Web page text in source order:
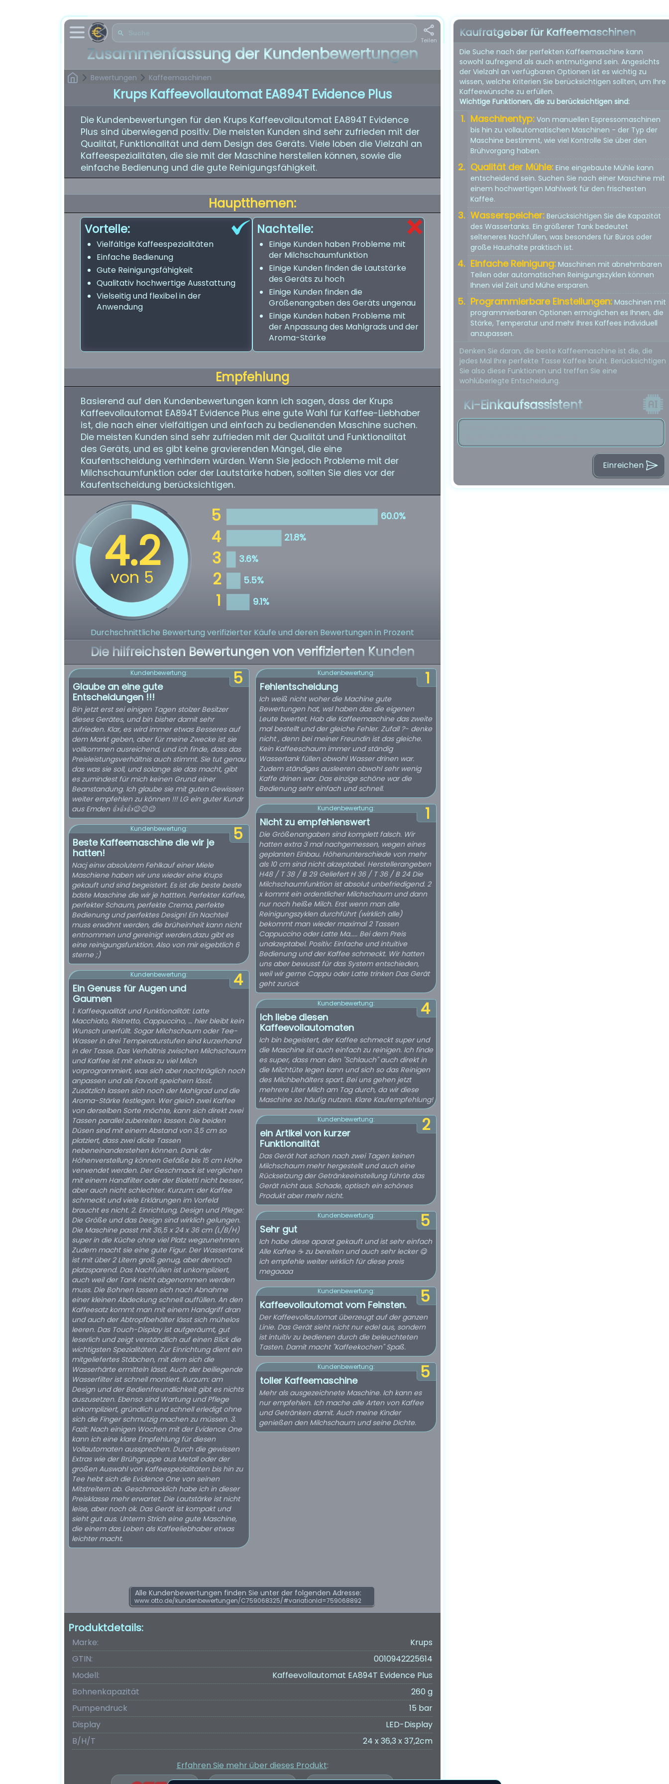
Teilen
Zusammenfassung der Kundenbewertungen
Bewertungen Kaffeemaschinen
Krups Kaffeevollautomat EA894T Evidence Plus
Die Kundenbewertungen für den Krups Kaffeevollautomat EA894T Evidence
Plus sind überwiegend positiv. Die meisten Kunden sind sehr zufrieden mit der
Qualität, Funktionalität und dem Design des Geräts. Viele loben die Vielzahl an
Kaffeespezialitäten, die sie mit der Maschine herstellen können, sowie die
einfache Bedienung und die gute Reinigungsfähigkeit.
Hauptthemen:
Vorteile:
Vielfältige Kaffeespezialitäten
Einfache Bedienung
Gute Reinigungsfähigkeit
Qualitativ hochwertige Ausstattung
Vielseitig und flexibel in der
Anwendung
Nachteile:
Einige Kunden haben Probleme mit
der Milchschaumfunktion
Einige Kunden finden die Lautstärke
des Geräts zu hoch
Einige Kunden finden die
Größenangaben des Geräts ungenau
Einige Kunden haben Probleme mit
der Anpassung des Mahlgrads und der
Aroma-Stärke
Empfehlung
Basierend auf den Kundenbewertungen kann ich sagen, dass der Krups
Kaffeevollautomat EA894T Evidence Plus eine gute Wahl für Kaffee-Liebhaber
ist, die nach einer vielfältigen und einfach zu bedienenden Maschine suchen.
Die meisten Kunden sind sehr zufrieden mit der Qualität und Funktionalität
des Geräts, und es gibt keine gravierenden Mängel, die eine
Kaufentscheidung verhindern würden. Wenn Sie jedoch Probleme mit der
Milchschaumfunktion oder der Lautstärke haben, sollten Sie dies vor der
Kaufentscheidung berücksichtigen.
Durchschnittliche Bewertung verifizierter Käufe und deren Bewertungen in Prozent
Die hilfreichsten Bewertungen von verifizierten Kunden
5
Kundenbewertung:
Glaube an eine gute
Entscheidungen !!!
Bin jetzt erst sei einigen Tagen stolzer Besitzer
dieses Gerätes, und bin bisher damit sehr
zufrieden. Klar, es wird immer etwas Besseres auf
dem Markt geben, aber für meine Zwecke ist sie
vollkommen ausreichend, und ich finde, dass das
Preisleistungsverhältnis auch stimmt. Sie tut genau
das was sie soll, und solange sie das macht, gibt
es zumindest für mich keinen Grund einer
Beanstandung. Ich glaube sie mit guten Gewissen
weiter empfehlen zu können !!! LG ein guter Kundr
aus Emden 👍👍👍😉😉😉
5
Kundenbewertung:
Beste Kaffeemaschine die wir je
hatten!
Nacj einw absolutem Fehlkauf einer Miele
Maschiene haben wir uns wieder eine Krups
gekauft und sind begeistert. Es ist die beste beste
bdste Maschine die wir je hattten. Perfekter Kaffee,
perfekter Schaum, perfekte Crema, perfekte
Bedienung und perfektes Design! Ein Nachteil
muss erwähnt werden, die brüheinheit kann nicht
entnommen und gereinigt werden,dazu gibt es
eine reinigungsfunktion. Also von mir eigebtlich 6
sterne ;)
4
Kundenbewertung:
Ein Genuss für Augen und
Gaumen
1. Kaffeequalität und Funktionalität: Latte
Macchiato, Ristretto, Cappuccino, … hier bleibt kein
Wunsch unerfüllt. Sogar Milchschaum oder Tee-
Wasser in drei Temperaturstufen sind kurzerhand
in der Tasse. Das Verhältnis zwischen Milchschaum
und Kaffee ist mit etwas zu viel Milch
vorprogrammiert, was sich aber nachträglich noch
anpassen und als Favorit speichern lässt.
Zusätzlich lassen sich noch der Mahlgrad und die
Aroma-Stärke festlegen. Wer gleich zwei Kaffee
von derselben Sorte möchte, kann sich direkt zwei
Tassen parallel zubereiten lassen. Die beiden
Düsen sind mit einem Abstand von 3,5 cm so
platziert, dass zwei dicke Tassen
nebeneinanderstehen können. Dank der
Höhenverstellung können Gefäße bis 15 cm Höhe
verwendet werden. Der Geschmack ist verglichen
mit einem Handfilter oder der Bialetti nicht besser,
aber auch nicht schlechter. Kurzum: der Kaffee
schmeckt und viele Erklärungen im Vorfeld
braucht es nicht. 2. Einrichtung, Design und Pflege:
Die Größe und das Design sind wirklich gelungen.
Die Maschine passt mit 36,5 x 24 x 36 cm (L/B/H)
super in die Küche ohne viel Platz wegzunehmen.
Zudem macht sie eine gute Figur. Der Wassertank
ist mit über 2 Litern groß genug, aber dennoch
platzsparend. Das Nachfüllen ist unkompliziert,
auch weil der Tank nicht abgenommen werden
muss. Die Bohnen lassen sich nach Abnahme
einer kleinen Abdeckung schnell auffüllen. An den
Kaffeesatz kommt man mit einem Handgriff dran
und auch der Abtropfbehälter lässt sich mühelos
leeren. Das Touch-Display ist aufgeräumt, gut
leserlich und zeigt verständlich auf einen Blick die
wichtigsten Spezialitäten. Zur Einrichtung dient ein
mitgeliefertes Stäbchen, mit dem sich die
Wasserhärte ermitteln lässt. Auch der beiliegende
Wasserfilter ist schnell montiert. Kurzum: am
Design und der Bedienfreundlichkeit gibt es nichts
auszusetzen. Ebenso sind Wartung und Pflege
unkompliziert, gründlich und schnell erledigt ohne
sich die Finger schmutzig machen zu müssen. 3.
Fazit: Nach einigen Wochen mit der Evidence One
kann ich eine klare Empfehlung für diesen
Vollautomaten aussprechen. Durch die gewissen
Extras wie der Brühgruppe aus Metall oder der
großen Auswahl von Kaffeespezialitäten bis hin zu
Tee hebt sich die Evidence One von seinen
Mitstreitern ab. Geschmacklich habe ich in dieser
Preisklasse mehr erwartet. Die Lautstärke ist nicht
leise, aber noch ok. Das Gerät ist kompakt und
sieht gut aus. Unterm Strich eine gute Maschine,
die einem das Leben als Kaffeeliebhaber etwas
leichter macht.
1
Kundenbewertung:
Fehlentscheidung
Ich weiß nicht woher die Machine gute
Bewertungen hat, wsl haben das die eigenen
Leute bwertet. Hab die Kaffeemaschine das zweite
mal bestellt und der gleiche Fehler. Zufall ?- denke
nicht , denn bei meiner Freundin ist das gleiche.
Kein Kaffeeschaum immer und ständig
Wassertank füllen obwohl Wasser drinen war.
Zudem ständiges ausleeren obwohl sehr wenig
Kaffe drinen war. Das einzige schöne war die
Bedienung sehr einfach und schnell.
1
Kundenbewertung:
Nicht zu empfehlenswert
Die Größenangaben sind komplett falsch. Wir
hatten extra 3 mal nachgemessen, wegen eines
geplanten Einbau. Höhenunterschiede von mehr
als 10 cm sind nicht akzeptabel. Herstellerangeben
H48 / T 38 / B 29 Geliefert H 36 / T 36 / B 24 Die
Milchschaumfunktion ist absolut unbefriedigend. 2
x kommt ein ordentlicher Milchschaum und dann
nur noch heiße Milch. Erst wenn man alle
Reinigungszyklen durchführt (wirklich alle)
bekommt man wieder maximal 2 Tassen
Cappuccino oder Latte Ma..... Bei dem Preis
unakzeptabel. Positiv: Einfache und intuitive
Bedienung und der Kaffee schmeckt. Wir hatten
uns aber bewusst für das System entschieden,
weil wir gerne Cappu oder Latte trinken Das Gerät
geht zurück
4
Kundenbewertung:
Ich liebe diesen
Kaffeevollautomaten
Ich bin begeistert, der Kaffee schmeckt super und
die Maschine ist auch einfach zu reinigen. Ich finde
es super, dass man den "Schlauch" auch direkt in
die Milchtüte legen kann und sich so das Reinigen
des Milchbehälters spart. Bei uns gehen jetzt
mehrere Liter Milch am Tag durch, da wir diese
Maschine so häufig nutzen. Klare Kaufempfehlung!
2
Kundenbewertung:
ein Artikel von kurzer
Funktionalität
Das Gerät hat schon nach zwei Tagen keinen
Milchschaum mehr hergestellt und auch eine
Rücksetzung der Getränkeeinstellung führte das
Gerät nicht aus. Schade, optisch ein schönes
Produkt aber mehr nicht.
5
Kundenbewertung:
Sehr gut
Ich habe diese aparat gekauft und ist sehr einfach
Alle Kaffee ☕ zu bereiten und auch sehr lecker 😋
ich empfehle weiter wirklich für diese preis
megaaaa
5
Kundenbewertung:
Kaffeevollautomat vom Feinsten.
Der Kaffeevollautomat überzeugt auf der ganzen
Linie. Das Gerät sieht nicht nur edel aus, sondern
ist intuitiv zu bedienen durch die beleuchteten
Tasten. Damit macht "Kaffeekochen" Spaß.
5
Kundenbewertung:
toller Kaffeemaschine
Mehr als ausgezeichnete Maschine. Ich kann es
nur empfehlen. Ich mache alle Arten von Kaffee
und Getränken damit. Auch meine Kinder
genießen den Milchschaum und seine Dichte.
Alle Kundenbewertungen finden Sie unter der folgenden Adresse:
www.otto.de/kundenbewertungen/C759068325/#variationId=759068892
Produktdetails:
Marke:
Krups
GTIN:
0010942225614
Modell:
Kaffeevollautomat EA894T Evidence Plus
Bohnenkapazität
260 g
Pumpendruck
15 bar
Display
LED-Display
B/H/T
24 x 36,3 x 37,2cm
Erfahren Sie mehr über dieses Produkt:
Kaufratgeber für Kaffeemaschinen
Die Suche nach der perfekten Kaffeemaschine kann
sowohl aufregend als auch entmutigend sein. Angesichts
der Vielzahl an verfügbaren Optionen ist es wichtig zu
wissen, welche Kriterien Sie berücksichtigen sollten, um Ihre
Kaffeewünsche zu erfüllen.
Wichtige Funktionen, die zu berücksichtigen sind:
Maschinentyp: Von manuellen Espressomaschinen
bis hin zu vollautomatischen Maschinen - der Typ der
Maschine bestimmt, wie viel Kontrolle Sie über den
Brühvorgang haben.
Qualität der Mühle: Eine eingebaute Mühle kann
entscheidend sein. Suchen Sie nach einer Maschine mit
einem hochwertigen Mahlwerk für den frischesten
Kaffee.
Wasserspeicher: Berücksichtigen Sie die Kapazität
des Wassertanks. Ein größerer Tank bedeutet
selteneres Nachfüllen, was besonders für Büros oder
große Haushalte praktisch ist.
Einfache Reinigung: Maschinen mit abnehmbaren
Teilen oder automatischen Reinigungszyklen können
Ihnen viel Zeit und Mühe ersparen.
Programmierbare Einstellungen: Maschinen mit
programmierbaren Optionen ermöglichen es Ihnen, die
Stärke, Temperatur und mehr Ihres Kaffees individuell
anzupassen.
Denken Sie daran, die beste Kaffeemaschine ist die, die
jedes Mal Ihre perfekte Tasse Kaffee brüht. Berücksichtigen
Sie also diese Funktionen und treffen Sie eine
wohlüberlegte Entscheidung.
KI-Einkaufsassistent
Einreichen